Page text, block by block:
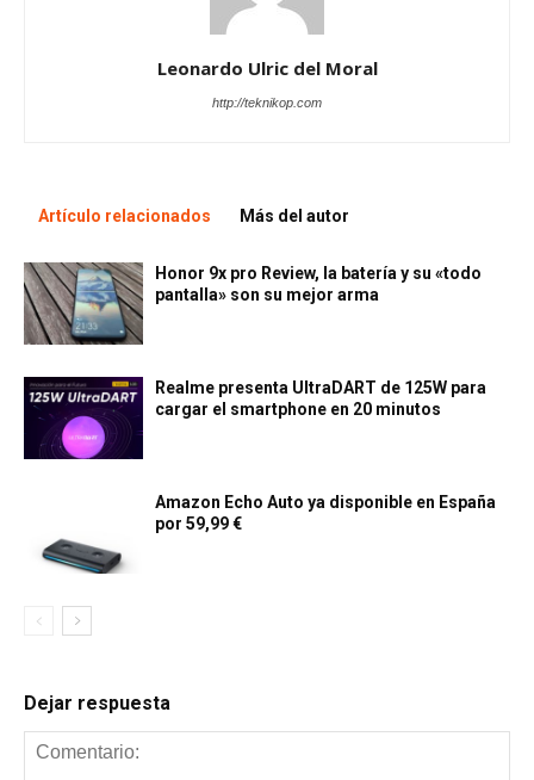
Leonardo Ulric del Moral
http://teknikop.com
Artículo relacionados Más del autor
Honor 9x pro Review, la batería y su «todo
pantalla» son su mejor arma
Realme presenta UltraDART de 125W para
cargar el smartphone en 20 minutos
Amazon Echo Auto ya disponible en España
por 59,99 €
Dejar respuesta